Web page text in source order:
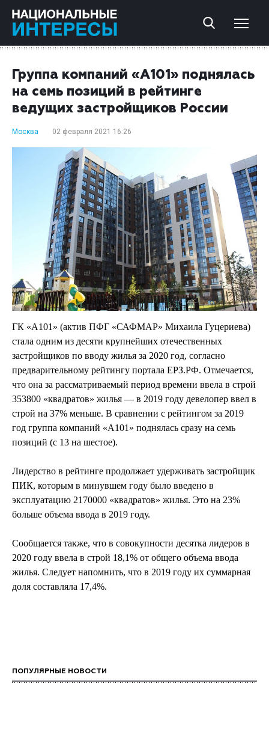
Группа компаний «А101» поднялась
на семь позиций в рейтинге
ведущих застройщиков России
Москва 02 февраля 2021 16:26
ГК «А101» (актив ПФГ «САФМАР» Михаила Гуцериева)
стала одним из десяти крупнейших отечественных
застройщиков по вводу жилья за 2020 год, согласно
предварительному рейтингу портала ЕРЗ.РФ. Отмечается,
что она за рассматриваемый период времени ввела в строй
353800 «квадратов» жилья — в 2019 году девелопер ввел в
строй на 37% меньше. В сравнении с рейтингом за 2019
год группа компаний «А101» поднялась сразу на семь
позиций (с 13 на шестое).
Лидерство в рейтинге продолжает удерживать застройщик
ПИК, которым в минувшем году было введено в
эксплуатацию 2170000 «квадратов» жилья. Это на 23%
больше объема ввода в 2019 году.
Сообщается также, что в совокупности десятка лидеров в
2020 году ввела в строй 18,1% от общего объема ввода
жилья. Следует напомнить, что в 2019 году их суммарная
доля составляла 17,4%.
ПОПУЛЯРНЫЕ НОВОСТИ